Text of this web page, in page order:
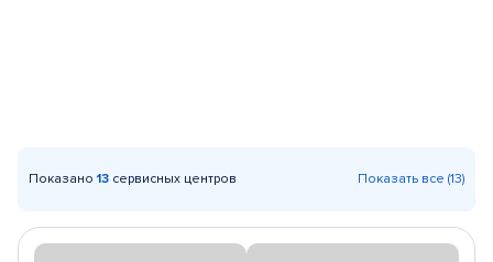
Показано 13 сервисных центров Показать все (13)